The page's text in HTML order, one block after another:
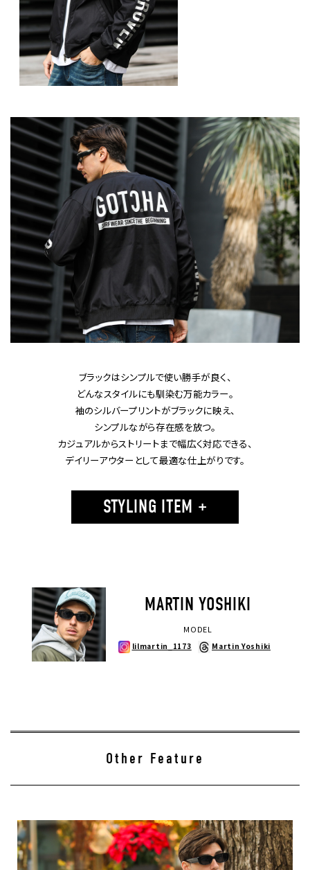
キーワードから探す
カテゴリ
ブラックはシンプルで使い勝手が良く、
どんなスタイルにも馴染む万能カラー。
袖のシルバープリントがブラックに映え、
シンプルながら存在感を放つ。
カジュアルからストリートまで幅広く対応できる、
デイリーアウターとして最適な仕上がりです。
STYLING ITEM +
MARTIN YOSHIKI
MODEL
lilmartin_1173
Martin Yoshiki
Other Feature